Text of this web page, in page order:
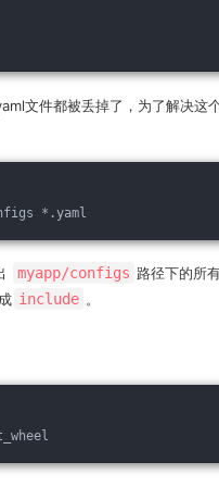
文件都被丢掉了，为了解决这
*.yaml
myapp/configs 路径下的所
include 。